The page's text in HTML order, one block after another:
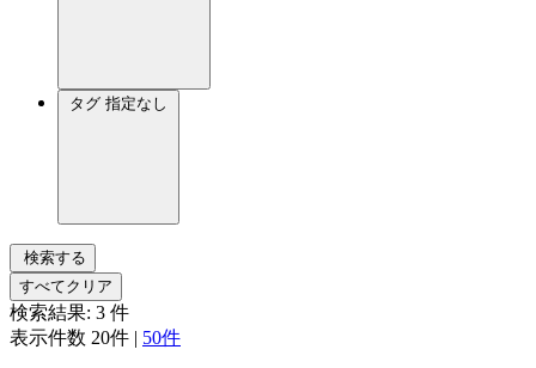
タグ 指定なし
検索する
すべてクリア
検索結果: 3 件
表示件数 20件 | 50件